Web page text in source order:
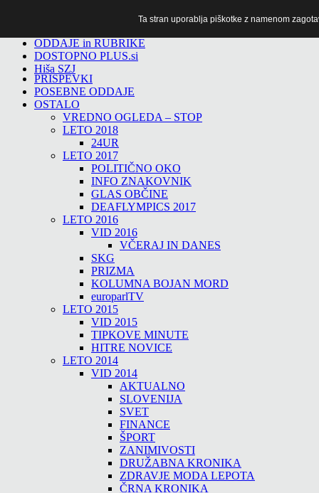
ODDAJE in RUBRIKE
DOSTOPNO PLUS.si
Hiša SZJ
PRISPEVKI
POSEBNE ODDAJE
OSTALO
VREDNO OGLEDA – STOP
LETO 2018
24UR
LETO 2017
POLITIČNO OKO
INFO ZNAKOVNIK
GLAS OBČINE
DEAFLYMPICS 2017
LETO 2016
VID 2016
VČERAJ IN DANES
SKG
PRIZMA
KOLUMNA BOJAN MORD
europarlTV
LETO 2015
VID 2015
TIPKOVE MINUTE
HITRE NOVICE
LETO 2014
VID 2014
AKTUALNO
SLOVENIJA
SVET
FINANCE
ŠPORT
ZANIMIVOSTI
DRUŽABNA KRONIKA
ZDRAVJE MODA LEPOTA
ČRNA KRONIKA
Ta stran uporablja piškotke z namenom